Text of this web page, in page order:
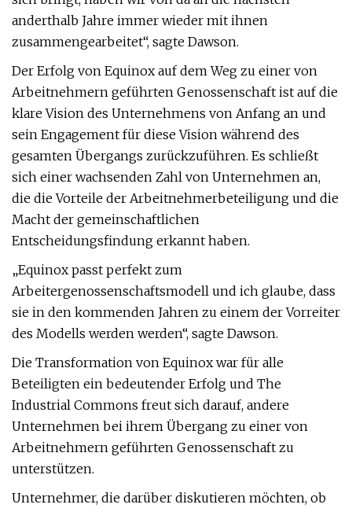
anderthalb Jahre immer wieder mit ihnen
zusammengearbeitet“, sagte Dawson.
Der Erfolg von Equinox auf dem Weg zu einer von
Arbeitnehmern geführten Genossenschaft ist auf die
klare Vision des Unternehmens von Anfang an und
sein Engagement für diese Vision während des
gesamten Übergangs zurückzuführen. Es schließt
sich einer wachsenden Zahl von Unternehmen an,
die die Vorteile der Arbeitnehmerbeteiligung und die
Macht der gemeinschaftlichen
Entscheidungsfindung erkannt haben.
„Equinox passt perfekt zum
Arbeitergenossenschaftsmodell und ich glaube, dass
sie in den kommenden Jahren zu einem der Vorreiter
des Modells werden werden“, sagte Dawson.
Die Transformation von Equinox war für alle
Beteiligten ein bedeutender Erfolg und The
Industrial Commons freut sich darauf, andere
Unternehmen bei ihrem Übergang zu einer von
Arbeitnehmern geführten Genossenschaft zu
unterstützen.
Unternehmer, die darüber diskutieren möchten, ob